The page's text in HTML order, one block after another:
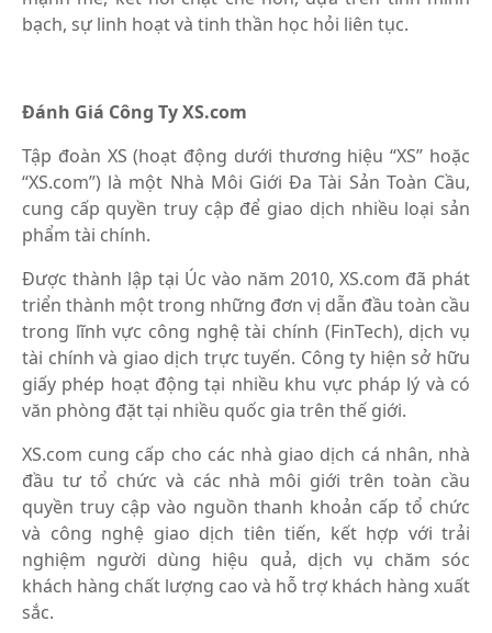
bạch, sự linh hoạt và tinh thần học hỏi liên tục.
Đánh Giá Công Ty XS.com
Tập đoàn XS (hoạt động dưới thương hiệu “XS” hoặc
“XS.com”) là một Nhà Môi Giới Đa Tài Sản Toàn Cầu,
cung cấp quyền truy cập để giao dịch nhiều loại sản
phẩm tài chính.
Được thành lập tại Úc vào năm 2010, XS.com đã phát
triển thành một trong những đơn vị dẫn đầu toàn cầu
trong lĩnh vực công nghệ tài chính (FinTech), dịch vụ
tài chính và giao dịch trực tuyến. Công ty hiện sở hữu
giấy phép hoạt động tại nhiều khu vực pháp lý và có
văn phòng đặt tại nhiều quốc gia trên thế giới.
XS.com cung cấp cho các nhà giao dịch cá nhân, nhà
đầu tư tổ chức và các nhà môi giới trên toàn cầu
quyền truy cập vào nguồn thanh khoản cấp tổ chức
và công nghệ giao dịch tiên tiến, kết hợp với trải
nghiệm người dùng hiệu quả, dịch vụ chăm sóc
khách hàng chất lượng cao và hỗ trợ khách hàng xuất
sắc.